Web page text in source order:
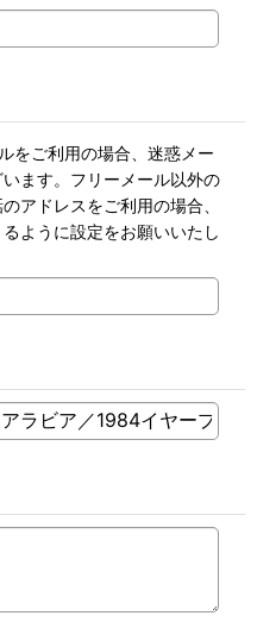
をご利用の場合、迷惑メー
ます。フリーメール以外の
アドレスをご利用の場合、
ように設定をお願いいたし